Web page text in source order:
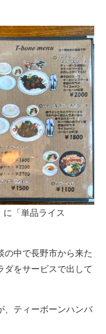
に「単品ライス
の中で長野市から来た
ダをサービスで出して
、ティーボーンハンバ